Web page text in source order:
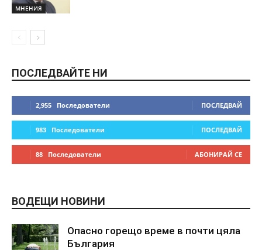
МНЕНИЯ
ПОСЛЕДВАЙТЕ НИ
2,955 Последователи ПОСЛЕДВАЙ
983 Последователи ПОСЛЕДВАЙ
88 Последователи АБОНИРАЙ СЕ
ВОДЕЩИ НОВИНИ
Опасно горещо време в почти цяла
България